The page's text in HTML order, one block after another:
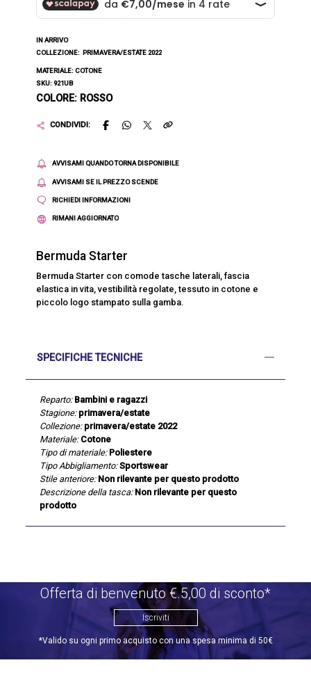
IN ARRIVO
COLLEZIONE: PRIMAVERA/ESTATE 2022
MATERIALE: COTONE
SKU: 921UB
COLORE: ROSSO
CONDIVIDI:
AVVISAMI QUANDO TORNA DISPONIBILE
AVVISAMI SE IL PREZZO SCENDE
RICHIEDI INFORMAZIONI
RIMANI AGGIORNATO
Bermuda Starter
Bermuda Starter con comode tasche laterali, fascia
elastica in vita, vestibilità regolate, tessuto in cotone e
piccolo logo stampato sulla gamba.
SPECIFICHE TECNICHE
Reparto: Bambini e ragazzi
Stagione: primavera/estate
Collezione: primavera/estate 2022
Materiale: Cotone
Tipo di materiale: Poliestere
Tipo Abbigliamento: Sportswear
Stile anteriore: Non rilevante per questo prodotto
Descrizione della tasca: Non rilevante per questo
prodotto
Offerta di benvenuto €.5,00 di sconto*
Iscriviti
*Valido su ogni primo acquisto con una spesa minima di 50€